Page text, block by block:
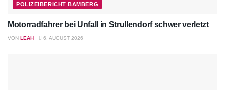
POLIZEIBERICHT BAMBERG
Motorradfahrer bei Unfall in Strullendorf schwer verletzt
VON LEAH 6. AUGUST 2026